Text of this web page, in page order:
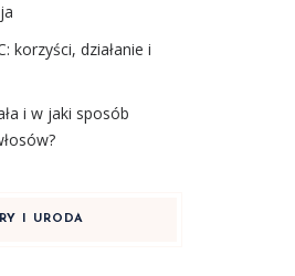
korzyści, działanie i
i w jaki sposób
I URODA